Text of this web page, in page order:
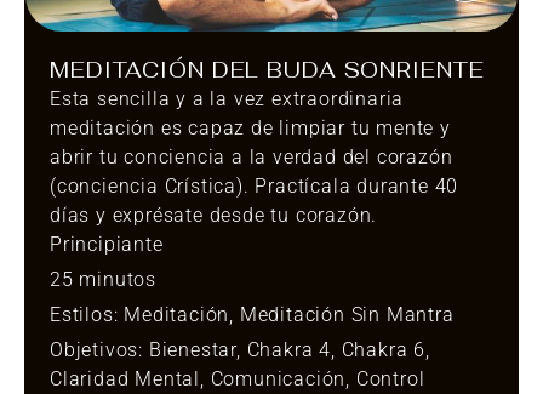
MEDITACIÓN DEL BUDA SONRIENTE
Esta sencilla y a la vez extraordinaria
meditación es capaz de limpiar tu mente y
abrir tu conciencia a la verdad del corazón
(conciencia Crística). Practícala durante 40
días y exprésate desde tu corazón.
Principiante
25 minutos
Estilos: Meditación, Meditación Sin Mantra
Objetivos: Bienestar, Chakra 4, Chakra 6,
Claridad Mental, Comunicación, Control